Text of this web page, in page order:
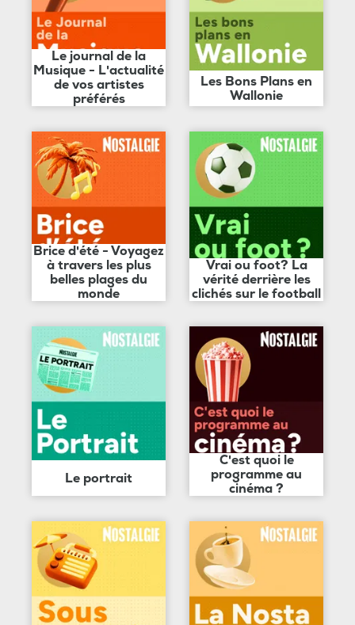
Le journal de la
Musique - L'actualité
de vos artistes
préférés
Les Bons Plans en
Wallonie
Brice d'été - Voyagez
à travers les plus
belles plages du
monde
Vrai ou foot? La
vérité derrière les
clichés sur le football
Le portrait
C'est quoi le
programme au
cinéma ?